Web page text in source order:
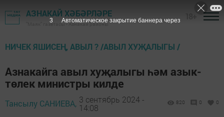
АЗНАКАЙ ХӘБӘРЛӘРЕ
"Маяк" газетасы - Азнакай районы
НИЧЕК ЯШИСЕҢ, АВЫЛ ? /АВЫЛ ХУҖАЛЫГЫ /
Азнакайга авыл хуҗалыгы һәм азык-
төлек министры килде
Тансылу САНИЕВА, 3 сентябрь 2024 -
14:08
820 0 0
2 Автоматическое закрытие баннера через